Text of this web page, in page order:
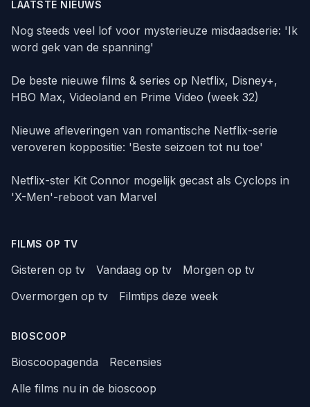
LAATSTE NIEUWS
Nog steeds veel lof voor mysterieuze misdaadserie: 'Ik
word gek van de spanning'
De beste nieuwe films & series op Netflix, Disney+,
HBO Max, Videoland en Prime Video (week 32)
Nieuwe afleveringen van romantische Netflix-serie
veroveren koppositie: 'Beste seizoen tot nu toe'
Netflix-ster Kit Connor mogelijk gecast als Cyclops in
'X-Men'-reboot van Marvel
FILMS OP TV
Gisteren op tv Vandaag op tv
Morgen op tv
Overmorgen op tv
Filmtips deze week
BIOSCOOP
Bioscoopagenda
Recensies
Alle films nu in de bioscoop